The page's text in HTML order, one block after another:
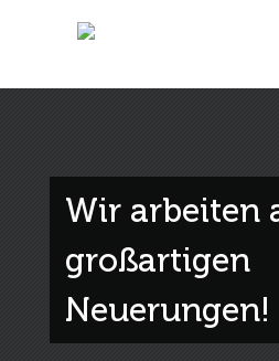
Wir arbeiten
großartigen
Neuerungen!